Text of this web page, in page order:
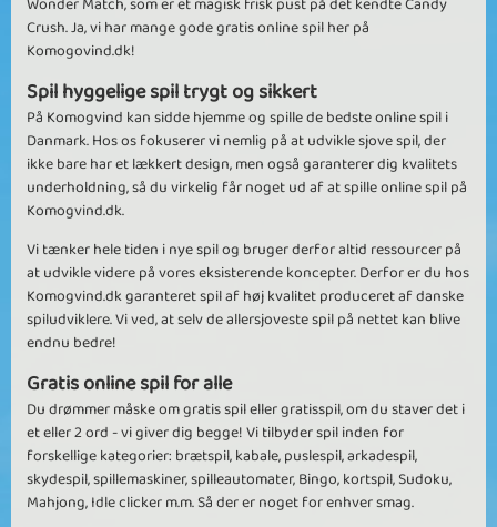
Crush. Ja, vi har mange gode gratis online spil her på
Komogovind.dk!
Spil hyggelige spil trygt og sikkert
På Komogvind kan sidde hjemme og spille de bedste online spil i
Danmark. Hos os fokuserer vi nemlig på at udvikle sjove spil, der
ikke bare har et lækkert design, men også garanterer dig kvalitets
underholdning, så du virkelig får noget ud af at spille online spil på
Komogvind.dk.
Vi tænker hele tiden i nye spil og bruger derfor altid ressourcer på
at udvikle videre på vores eksisterende koncepter. Derfor er du hos
Komogvind.dk garanteret spil af høj kvalitet produceret af danske
spiludviklere. Vi ved, at selv de allersjoveste spil på nettet kan blive
endnu bedre!
Gratis online spil for alle
Du drømmer måske om gratis spil eller gratisspil, om du staver det i
et eller 2 ord - vi giver dig begge! Vi tilbyder spil inden for
forskellige kategorier: brætspil, kabale, puslespil, arkadespil,
skydespil, spillemaskiner, spilleautomater, Bingo, kortspil, Sudoku,
Mahjong, Idle clicker m.m. Så der er noget for enhver smag.